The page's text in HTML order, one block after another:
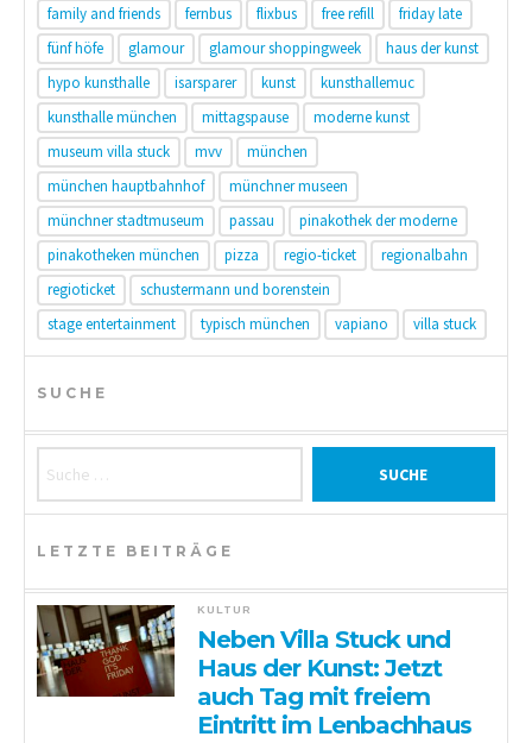
family and friends
fernbus flixbus free refill
friday late
fünf höfe
glamour glamour shoppingweek
haus der kunst
hypo kunsthalle
isarsparer kunst
kunsthallemuc
kunsthalle münchen
mittagspause
moderne kunst
museum villa stuck
mvv
münchen
münchen hauptbahnhof
münchner museen
münchner stadtmuseum
passau
pinakothek der moderne
pinakotheken münchen
pizza regio-ticket
regionalbahn
regioticket
schustermann und borenstein
stage entertainment
typisch münchen vapiano villa stuck
SUCHE
LETZTE BEITRÄGE
KULTUR
Neben Villa Stuck und
Haus der Kunst: Jetzt
auch Tag mit freiem
Eintritt im Lenbachhaus